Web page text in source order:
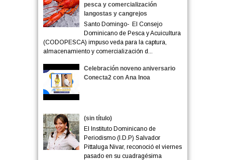
pesca y comercialización
langostas y cangrejos
Santo Domingo- El Consejo
Dominicano de Pesca y Acuicultura
(CODOPESCA) impuso veda para la captura,
almacenamiento y comercialización d...
Celebración noveno aniversario
Conecta2 con Ana Inoa
(sin título)
El Instituto Dominicano de
Periodismo (I.D.P) Salvador
Pittaluga Nivar, reconoció el viernes
pasado en su cuadragésima